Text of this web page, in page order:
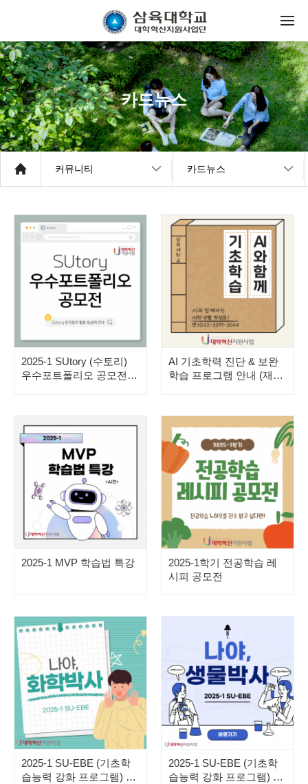
카드뉴스
커뮤니티 카드뉴스
2025-1 SUtory (수토리)
우수포트폴리오 공모전
AI 기초학력 진단 & 보완
학습 프로그램 안내 (재학
2025-1 MVP 학습법 특강
2025-1학기 전공학습 레
시피 공모전
2025-1 SU-EBE (기초학
습능력 강화 프로그램) 화
2025-1 SU-EBE (기초학
습능력 강화 프로그램) 생